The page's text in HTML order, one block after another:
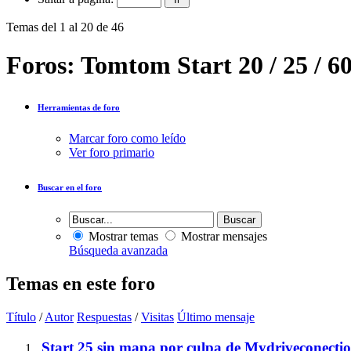
Temas del 1 al 20 de 46
Foros: Tomtom Start 20 / 25 /
Herramientas de foro
Marcar foro como leído
Ver foro primario
Buscar en el foro
Mostrar temas
Mostrar mensajes
Búsqueda avanzada
Temas en este foro
Título /Autor Respuestas /Visitas Último mensaje
Start 25 sin mapa por culpa de